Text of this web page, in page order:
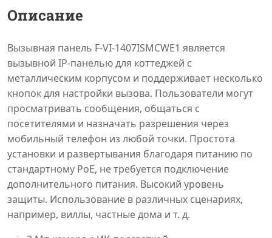
Описание
Вызывная панель F-VI-1407ISMCWE1 является
вызывной IP-панелью для коттеджей с
металлическим корпусом и поддерживает несколько
кнопок для настройки вызова. Пользователи могут
просматривать сообщения, общаться с
посетителями и назначать разрешения через
мобильный телефон из любой точки. Простота
установки и развертывания благодаря питанию по
стандартному PoE, не требуется подключение
дополнительного питания. Высокий уровень
защиты. Использование в различных сценариях,
например, виллы, частные дома и т. д.